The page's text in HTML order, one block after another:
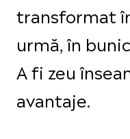
transformat
urmă, în
A fi zeu
avantaje.